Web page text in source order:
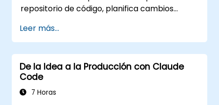
nativa y fluida con el paquete Microsoft
365 (Word, Excel, PowerPoint, Teams,
repositorio de código, planifica cambios
desde única instrucción hasta obtener un
resultado funcional. Este taller de un día
ofrece a los participantes una experiencia
práctica estructurada: configurar Claude
Code para proyectos reales, redactar
instrucciones delegadas que generen
Leer más...
De la Idea a la Producción con Claude
Code
7 Horas